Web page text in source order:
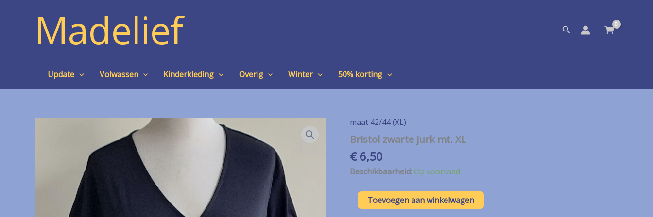
Madelief Zoeken
Update Volwassen Kinderkleding Overig Winter 50% korting
maat 42/44 (XL)
Bristol zwarte jurk mt. XL
€6,50
Beschikbaarheid:Op voorraad
Bristol
zwarteToevoegen aan winkelwagen